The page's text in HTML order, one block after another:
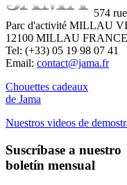
574
Parc d'activité MILLAU
12100 MILLAU FRANCE
Tel: (+33) 05 19 98 07 41
Email: contact@jama.fr
Chouettes cadeaux
de Jama
Nuestros videos de
Suscríbase a nuestro
boletín mensual